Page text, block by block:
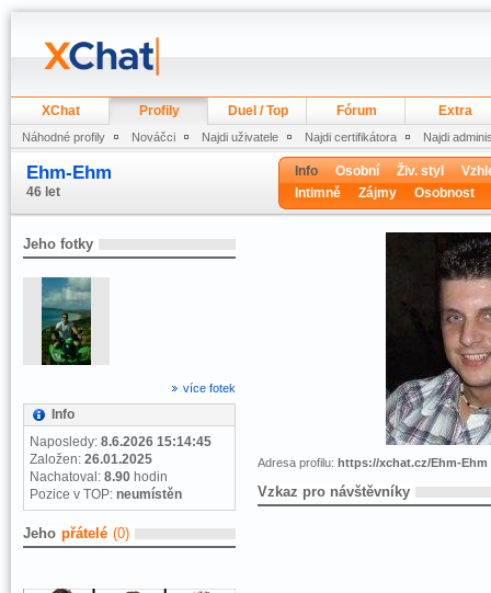
XChat Profily Duel / Top Fórum Extra
Náhodné profily Nováčci Najdi uživatele Najdi certifikátora Najdi
Ehm-Ehm
46 let
Info Osobní Živ. styl
Intimně
Zájmy Osobnost
Jeho fotky
více fotek
Info
Naposledy: 8.6.2026 15:14:45
Založen: 26.01.2025
Nachatoval: 8.90 hodin
Pozice v TOP: neumístěn
Jeho přátelé (0)
Adresa profilu: https://xchat.cz/Ehm-Ehm
Vzkaz pro návštěvníky